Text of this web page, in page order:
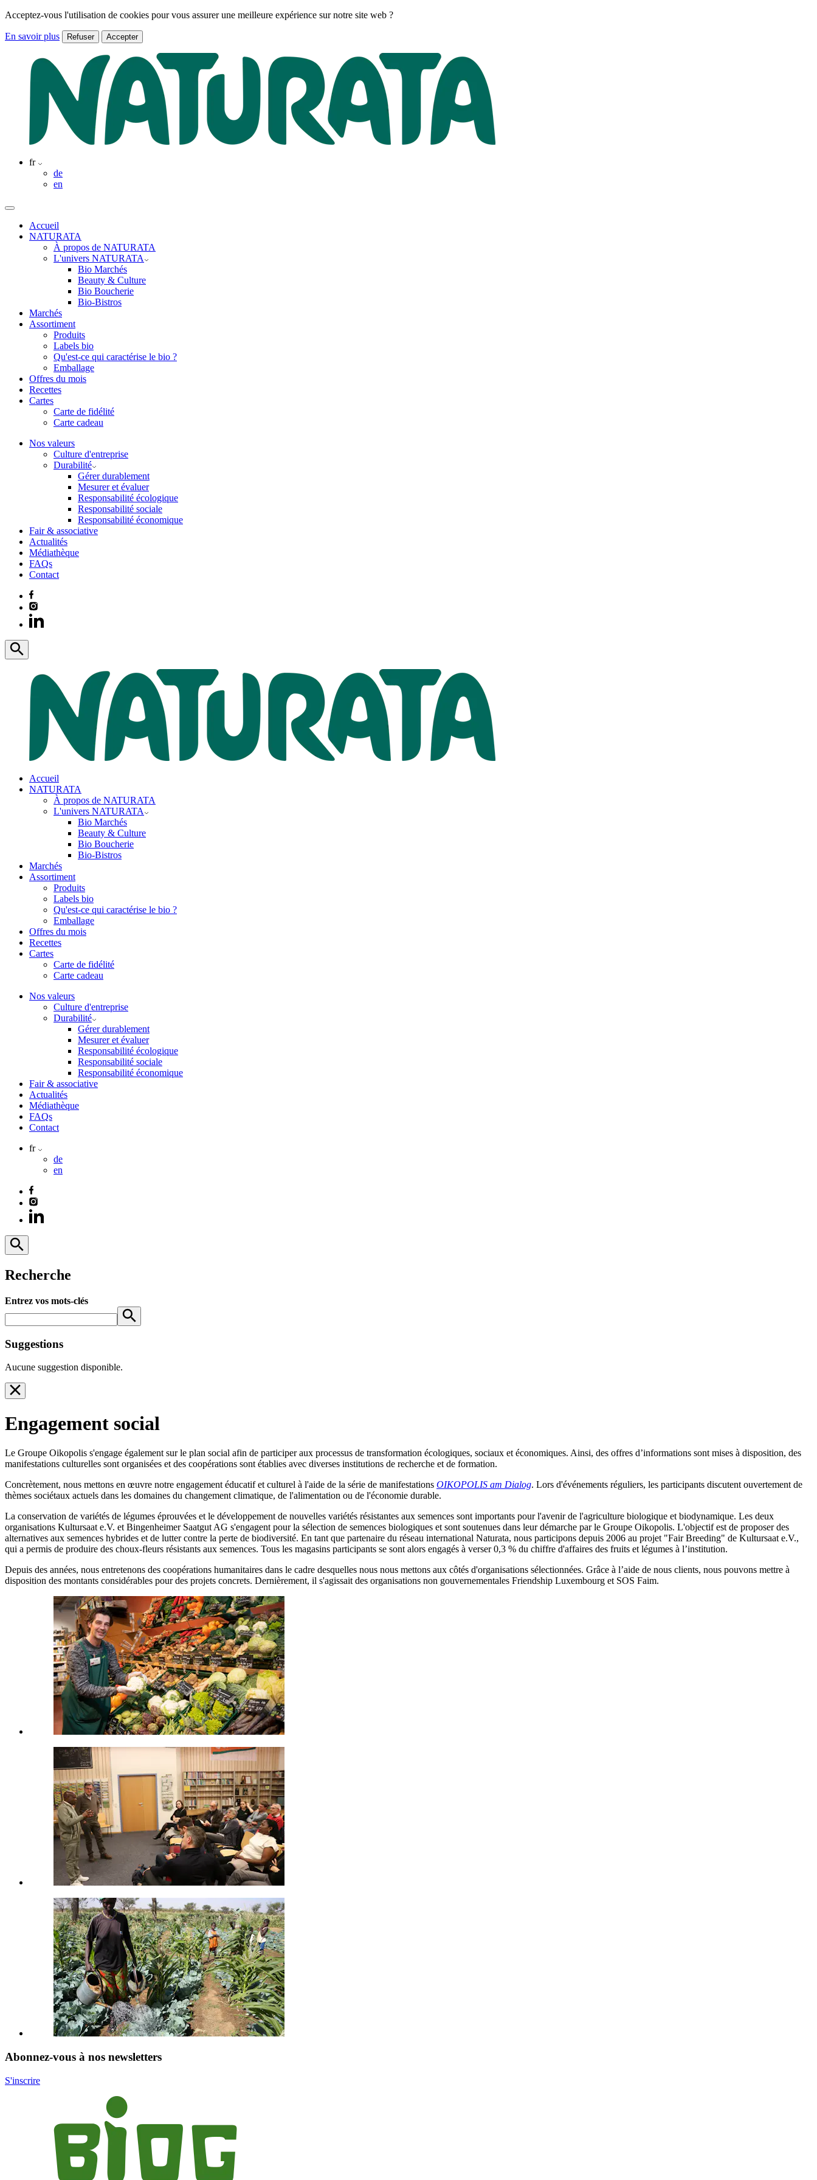
Acceptez-vous l'utilisation de cookies pour vous assurer une meilleure expérience sur notre site web ?
En savoir plus Refuser Accepter
fr
de
en
Accueil
NATURATA
À propos de NATURATA
L'univers NATURATA
Bio Marchés
Beauty & Culture
Bio Boucherie
Bio-Bistros
Marchés
Assortiment
Produits
Labels bio
Qu'est-ce qui caractérise le bio ?
Emballage
Offres du mois
Recettes
Cartes
Carte de fidélité
Carte cadeau
Nos valeurs
Culture d'entreprise
Durabilité
Gérer durablement
Mesurer et évaluer
Responsabilité écologique
Responsabilité sociale
Responsabilité économique
Fair & associative
Actualités
Médiathèque
FAQs
Contact
Accueil
NATURATA
À propos de NATURATA
L'univers NATURATA
Bio Marchés
Beauty & Culture
Bio Boucherie
Bio-Bistros
Marchés
Assortiment
Produits
Labels bio
Qu'est-ce qui caractérise le bio ?
Emballage
Offres du mois
Recettes
Cartes
Carte de fidélité
Carte cadeau
Nos valeurs
Culture d'entreprise
Durabilité
Gérer durablement
Mesurer et évaluer
Responsabilité écologique
Responsabilité sociale
Responsabilité économique
Fair & associative
Actualités
Médiathèque
FAQs
Contact
fr
de
en
Recherche
Entrez vos mots-clés
Suggestions
Aucune suggestion disponible.
Engagement social
Le Groupe Oikopolis s'engage également sur le plan social afin de participer aux processus de transformation écologiques, sociaux et économiques. Ainsi, des offres d’informations sont mises à disposition, des
manifestations culturelles sont organisées et des coopérations sont établies avec diverses institutions de recherche et de formation.
Concrètement, nous mettons en œuvre notre engagement éducatif et culturel à l'aide de la série de manifestations OIKOPOLIS am Dialog. Lors d'événements réguliers, les participants discutent ouvertement de
thèmes sociétaux actuels dans les domaines du changement climatique, de l'alimentation ou de l'économie durable.
La conservation de variétés de légumes éprouvées et le développement de nouvelles variétés résistantes aux semences sont importants pour l'avenir de l'agriculture biologique et biodynamique. Les deux
organisations Kultursaat e.V. et Bingenheimer Saatgut AG s'engagent pour la sélection de semences biologiques et sont soutenues dans leur démarche par le Groupe Oikopolis. L'objectif est de proposer des
alternatives aux semences hybrides et de lutter contre la perte de biodiversité. En tant que partenaire du réseau international Naturata, nous participons depuis 2006 au projet "Fair Breeding" de Kultursaat e.V.,
qui a permis de produire des choux-fleurs résistants aux semences. Tous les magasins participants se sont alors engagés à verser 0,3 % du chiffre d'affaires des fruits et légumes à l’institution.
Depuis des années, nous entretenons des coopérations humanitaires dans le cadre desquelles nous nous mettons aux côtés d'organisations sélectionnées. Grâce à l’aide de nous clients, nous pouvons mettre à
disposition des montants considérables pour des projets concrets. Dernièrement, il s'agissait des organisations non gouvernementales Friendship Luxembourg et SOS Faim.
Abonnez-vous à nos newsletters
S'inscrire